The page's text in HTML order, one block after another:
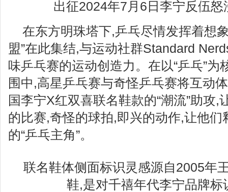
出征2024年7月6日李宁反伍
在东方明珠塔下,乒乓尽情发挥着想
盟”在此集结,与运动社群Standard
味乒乓赛的运动创造力。在以“乒乓”为
围中,高星乒乓赛与奇怪乒乓赛将互动
国李宁X红双喜联名鞋款的“潮流”助攻,
的比赛,奇怪的球拍,即兴的动作,让他们
的“乒乓主角”。
联名鞋体侧面标识灵感源自2005年
鞋,是对千禧年代李宁品牌标